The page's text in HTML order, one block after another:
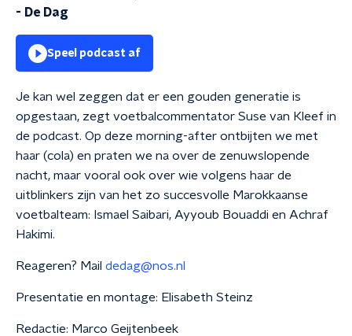
- De Dag
Speel podcast af
Je kan wel zeggen dat er een gouden generatie is
opgestaan, zegt voetbalcommentator Suse van Kleef in
de podcast. Op deze morning-after ontbijten we met
haar (cola) en praten we na over de zenuwslopende
nacht, maar vooral ook over wie volgens haar de
uitblinkers zijn van het zo succesvolle Marokkaanse
voetbalteam: Ismael Saibari, Ayyoub Bouaddi en Achraf
Hakimi.
Reageren? Mail dedag@nos.nl
Presentatie en montage: Elisabeth Steinz
Redactie: Marco Geijtenbeek